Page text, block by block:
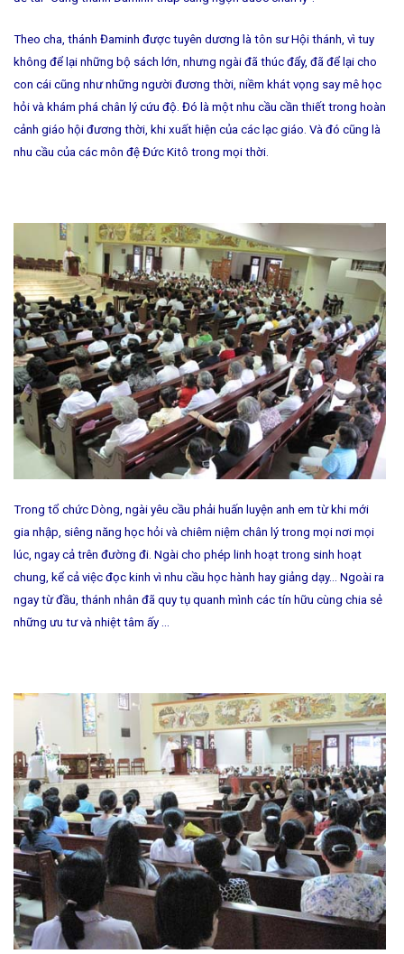
Theo cha, thánh Đaminh được tuyên dương là tôn sư Hội thánh, vì tuy
không để lại những bộ sách lớn, nhưng ngài đã thúc đẩy, đã để lại cho
con cái cũng như những người đương thời, niềm khát vọng say mê học
hỏi và khám phá chân lý cứu độ. Đó là một nhu cầu cần thiết trong hoàn
cảnh giáo hội đương thời, khi xuất hiện của các lạc giáo. Và đó cũng là
nhu cầu của các môn đệ Đức Kitô trong mọi thời.
Trong tổ chức Dòng, ngài yêu cầu phải huấn luyện anh em từ khi mới
gia nhập, siêng năng học hỏi và chiêm niệm chân lý trong mọi nơi mọi
lúc, ngay cả trên đường đi. Ngài cho phép linh hoạt trong sinh hoạt
chung, kể cả việc đọc kinh vì nhu cầu học hành hay giảng dạy… Ngoài ra
ngay từ đầu, thánh nhân đã quy tụ quanh mình các tín hữu cùng chia sẻ
những ưu tư và nhiệt tâm ấy …